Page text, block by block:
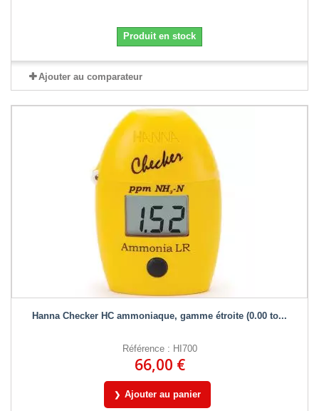
Produit en stock
Ajouter au comparateur
Hanna Checker HC ammoniaque, gamme étroite (0.00 to...
Référence : HI700
66,00 €
Ajouter au panier